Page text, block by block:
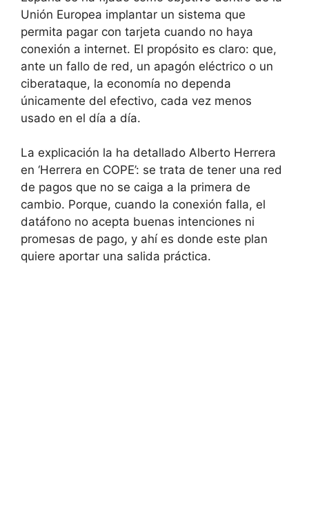
Unión Europea implantar un sistema que
permita pagar con tarjeta cuando no haya
conexión a internet. El propósito es claro: que,
ante un fallo de red, un apagón eléctrico o un
ciberataque, la economía no dependa
únicamente del efectivo, cada vez menos
usado en el día a día.
La explicación la ha detallado Alberto Herrera
en ‘Herrera en COPE’: se trata de tener una red
de pagos que no se caiga a la primera de
cambio. Porque, cuando la conexión falla, el
datáfono no acepta buenas intenciones ni
promesas de pago, y ahí es donde este plan
quiere aportar una salida práctica.